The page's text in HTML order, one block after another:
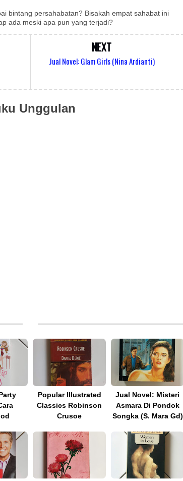
bintang persahabatan? Bisakah empat sahabat ini
ada meski apa pun yang terjadi?
NEXT
Jual Novel: Glam Girls (Nina Ardianti)
Unggulan
Popular Illustrated
Classics Robinson
Crusoe
Jual Novel: Misteri
Asmara Di Pondok
Songka (S. Mara Gd)